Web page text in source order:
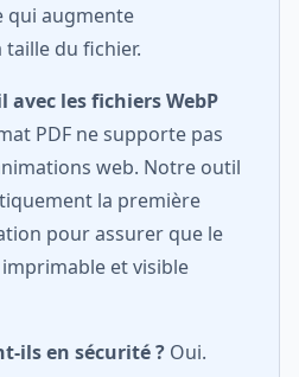
qui augmente
du fichier.
avec les fichiers WebP
PDF ne supporte pas
web. Notre outil
la première
pour assurer que le
et visible
ils en sécurité ? Oui.